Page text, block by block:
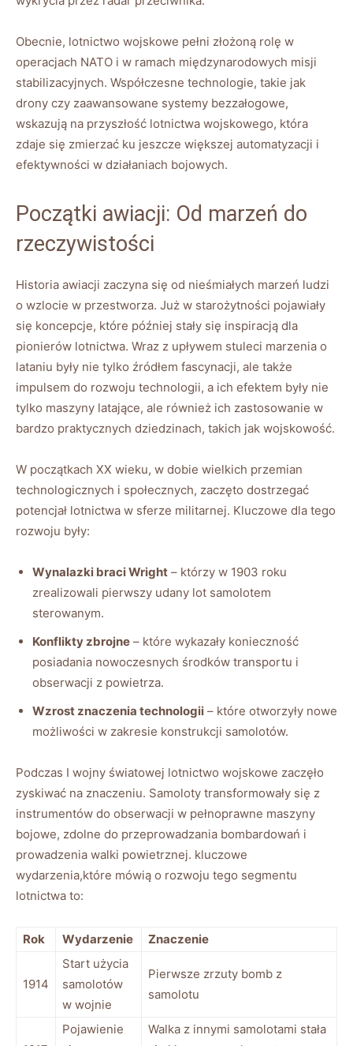
Obecnie, lotnictwo wojskowe pełni złożoną rolę w
operacjach NATO i w ramach międzynarodowych misji
stabilizacyjnych. Współczesne technologie, takie jak
drony czy zaawansowane systemy bezzałogowe,
wskazują na przyszłość lotnictwa wojskowego, która
zdaje się zmierzać ku jeszcze większej automatyzacji i
efektywności w działaniach bojowych.
Początki awiacji: Od marzeń do
rzeczywistości
Historia awiacji zaczyna się od nieśmiałych marzeń ludzi
o wzlocie w przestworza. Już w starożytności pojawiały
się koncepcje, które później stały się inspiracją dla
pionierów lotnictwa. Wraz z upływem stuleci marzenia o
lataniu były nie tylko źródłem fascynacji, ale także
impulsem do rozwoju technologii, a ich efektem były nie
tylko maszyny latające, ale również ich zastosowanie w
bardzo praktycznych dziedzinach, takich jak wojskowość.
W początkach XX wieku, w dobie wielkich przemian
technologicznych i społecznych, zaczęto dostrzegać
potencjał lotnictwa w sferze militarnej. Kluczowe dla tego
rozwoju były:
Wynalazki braci Wright – którzy w 1903 roku
zrealizowali pierwszy udany lot samolotem
sterowanym.
Konflikty zbrojne – które wykazały konieczność
posiadania nowoczesnych środków transportu i
obserwacji z powietrza.
Wzrost znaczenia technologii – które otworzyły nowe
możliwości w zakresie konstrukcji samolotów.
Podczas I wojny światowej lotnictwo wojskowe zaczęło
zyskiwać na znaczeniu. Samoloty transformowały się z
instrumentów do obserwacji w pełnoprawne maszyny
bojowe, zdolne do przeprowadzania bombardowań i
prowadzenia walki powietrznej. kluczowe
wydarzenia,które mówią o rozwoju tego segmentu
lotnictwa to:
Rok Wydarzenie Znaczenie
1914
Start użycia
samolotów
w wojnie
Pierwsze zrzuty bomb z
samolotu
Pojawienie
Walka z innymi samolotami stała